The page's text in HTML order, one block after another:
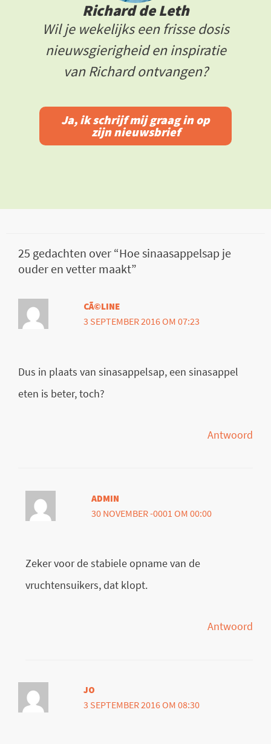
Richard de Leth
Wil je wekelijks een frisse dosis
nieuwsgierigheid en inspiratie
van Richard ontvangen?
Ja, ik schrijf mij graag in op
zijn nieuwsbrief
25 gedachten over “Hoe sinaasappelsap je
ouder en vetter maakt”
CÃ©LINE
3 SEPTEMBER 2016 OM 07:23
Dus in plaats van sinasappelsap, een sinasappel
eten is beter, toch?
Antwoord
ADMIN
30 NOVEMBER -0001 OM 00:00
Zeker voor de stabiele opname van de
vruchtensuikers, dat klopt.
Antwoord
JO
3 SEPTEMBER 2016 OM 08:30